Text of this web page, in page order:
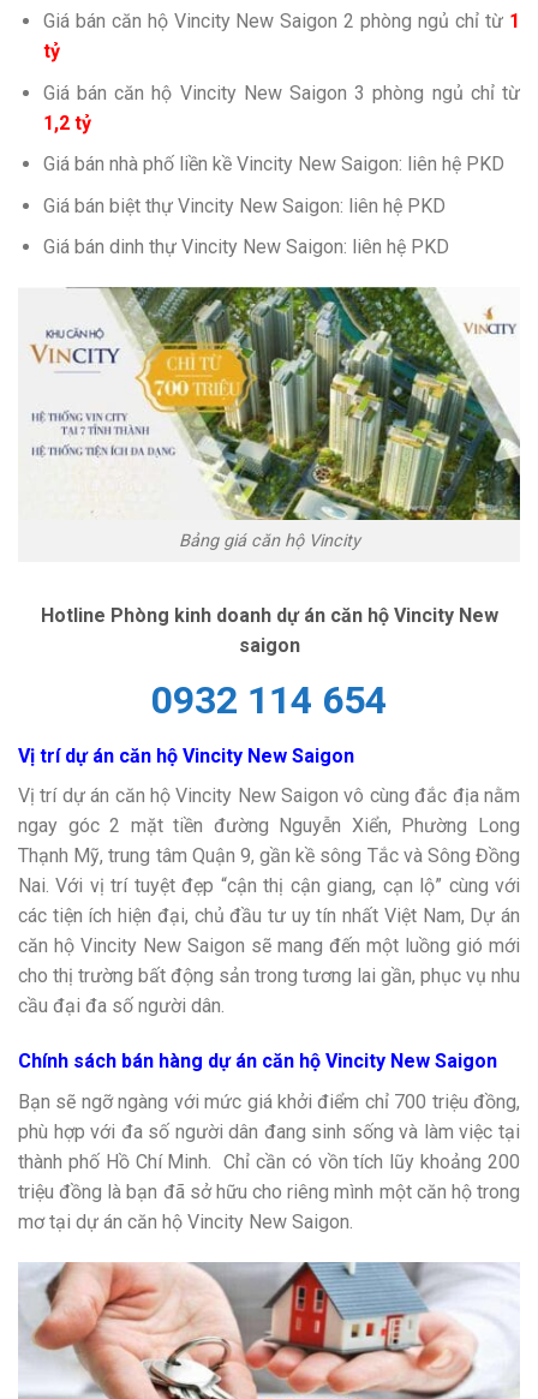
Giá bán căn hộ Vincity New Saigon 2 phòng ngủ chỉ từ 1
tỷ
Giá bán căn hộ Vincity New Saigon 3 phòng ngủ chỉ từ
1,2 tỷ
Giá bán nhà phố liền kề Vincity New Saigon: liên hệ PKD
Giá bán biệt thự Vincity New Saigon: liên hệ PKD
Giá bán dinh thự Vincity New Saigon: liên hệ PKD
Bảng giá căn hộ Vincity
Hotline Phòng kinh doanh dự án căn hộ Vincity New
saigon
0932 114 654
Vị trí dự án căn hộ Vincity New Saigon
Vị trí dự án căn hộ Vincity New Saigon vô cùng đắc địa nằm
ngay góc 2 mặt tiền đường Nguyễn Xiển, Phường Long
Thạnh Mỹ, trung tâm Quận 9, gần kề sông Tắc và Sông Đồng
Nai. Với vị trí tuyệt đẹp “cận thị cận giang, cạn lộ” cùng với
các tiện ích hiện đại, chủ đầu tư uy tín nhất Việt Nam, Dự án
căn hộ Vincity New Saigon sẽ mang đến một luồng gió mới
cho thị trường bất động sản trong tương lai gần, phục vụ nhu
cầu đại đa số người dân.
Chính sách bán hàng dự án căn hộ Vincity New Saigon
Bạn sẽ ngỡ ngàng với mức giá khởi điểm chỉ 700 triệu đồng,
phù hợp với đa số người dân đang sinh sống và làm việc tại
thành phố Hồ Chí Minh. Chỉ cần có vồn tích lũy khoảng 200
triệu đồng là bạn đã sở hữu cho riêng mình một căn hộ trong
mơ tại dự án căn hộ Vincity New Saigon.